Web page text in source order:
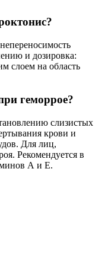
и дозировка:
слоем на область
геморрое?
слизистых
крови и
Для лиц,
Рекомендуется в
А и Е.